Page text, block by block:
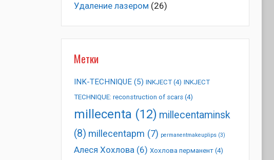
Удаление лазером (26)
Метки
INK-TECHNIQUE(5) INKJECT(4) INKJECT
TECHNIQUE: reconstruction of scars(4)
millecenta (12) millecentaminsk
(8) millecentapm (7) permanentmakeuplips(3)
Алеся Хохлова(6) Хохлова перманент(4)